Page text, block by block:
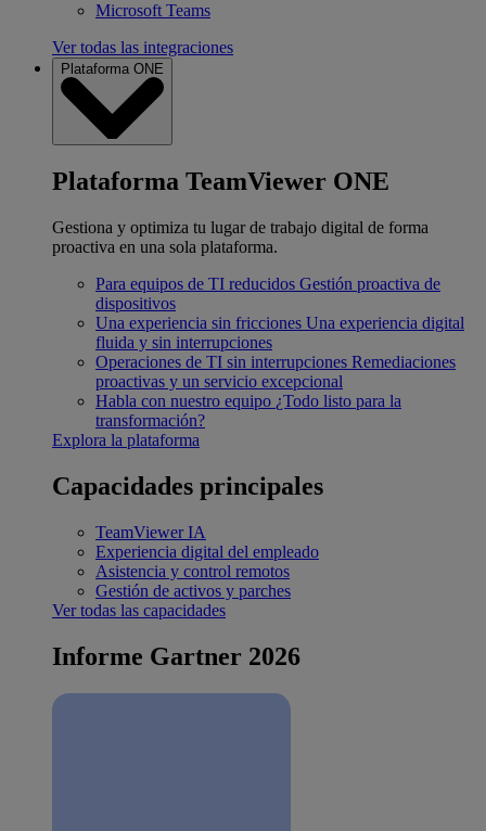
Microsoft Teams
Ver todas las integraciones
Plataforma ONE
Plataforma TeamViewer ONE
Gestiona y optimiza tu lugar de trabajo digital de forma
proactiva en una sola plataforma.
Para equipos de TI reducidos Gestión proactiva de
dispositivos
Una experiencia sin fricciones Una experiencia digital
fluida y sin interrupciones
Operaciones de TI sin interrupciones Remediaciones
proactivas y un servicio excepcional
Habla con nuestro equipo ¿Todo listo para la
transformación?
Explora la plataforma
Capacidades principales
TeamViewer IA
Experiencia digital del empleado
Asistencia y control remotos
Gestión de activos y parches
Ver todas las capacidades
Informe Gartner 2026